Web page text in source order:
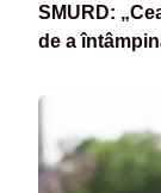
SMURD:
de a